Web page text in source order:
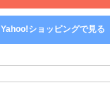
Yahoo!ショッピングで見る